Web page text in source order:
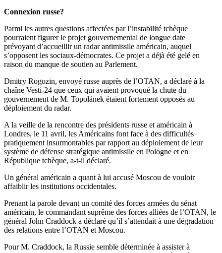
Connexion russe?
Parmi les autres questions affectées par l’instabilité tchèque
pourraient figurer le projet gouvernemental de longue date
prévoyant d’accueillir un radar antimissile américain, auquel
s’opposent les sociaux-démocrates. Ce projet a déjà été gelé en
raison du manque de soutien au Parlement.
Dmitry Rogozin, envoyé russe auprès de l’OTAN, a déclaré à la
chaîne Vesti-24 que ceux qui avaient provoqué la chute du
gouvernement de M. Topolánek étaient fortement opposés au
déploiement du radar.
A la veille de la rencontre des présidents russe et américain à
Londres, le 11 avril, les Américains font face à des difficultés
pratiquement insurmontables par rapport au déploiement de leur
système de défense stratégique antimissile en Pologne et en
République tchèque, a-t-il déclaré.
Un général américain a quant à lui accusé Moscou de vouloir
affaiblir les institutions occidentales.
Prenant la parole devant un comité des forces armées du sénat
américain, le commandant suprême des forces alliées de l’OTAN, le
général John Craddock a déclaré qu’il s’attendait à une dégradation
des relations entre l’OTAN et Moscou.
Pour M. Craddock, la Russie semble déterminée à assister à